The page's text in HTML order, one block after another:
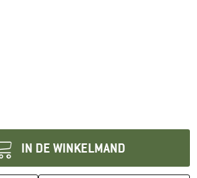
IN DE WINKELMAND